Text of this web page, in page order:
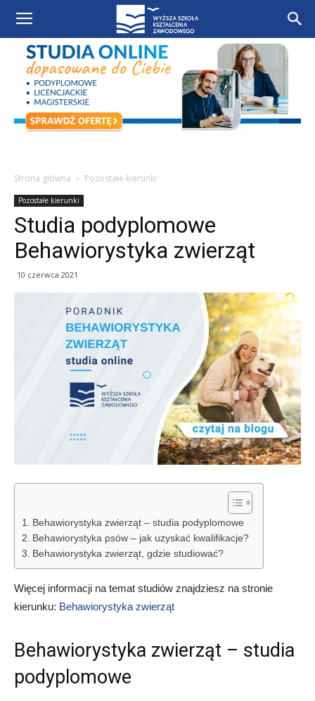
Strona główna Pozostałe kierunki
Pozostałe kierunki
Studia podyplomowe
Behawiorystyka zwierząt
10 czerwca 2021
Behawiorystyka zwierząt – studia podyplomowe
Behawiorystyka psów – jak uzyskać kwalifikacje?
Behawiorystyka zwierząt, gdzie studiować?
Więcej informacji na temat studiów znajdziesz na stronie
kierunku: Behawiorystyka zwierząt
Behawiorystyka zwierząt – studia
podyplomowe